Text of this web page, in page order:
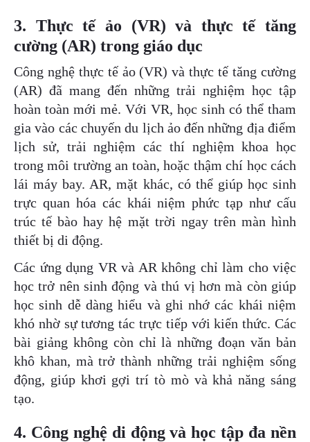
3. Thực tế ảo (VR) và thực tế tăng
cường (AR) trong giáo dục
Công nghệ thực tế ảo (VR) và thực tế tăng cường
(AR) đã mang đến những trải nghiệm học tập
hoàn toàn mới mẻ. Với VR, học sinh có thể tham
gia vào các chuyến du lịch ảo đến những địa điểm
lịch sử, trải nghiệm các thí nghiệm khoa học
trong môi trường an toàn, hoặc thậm chí học cách
lái máy bay. AR, mặt khác, có thể giúp học sinh
trực quan hóa các khái niệm phức tạp như cấu
trúc tế bào hay hệ mặt trời ngay trên màn hình
thiết bị di động.
Các ứng dụng VR và AR không chỉ làm cho việc
học trở nên sinh động và thú vị hơn mà còn giúp
học sinh dễ dàng hiểu và ghi nhớ các khái niệm
khó nhờ sự tương tác trực tiếp với kiến thức. Các
bài giảng không còn chỉ là những đoạn văn bản
khô khan, mà trở thành những trải nghiệm sống
động, giúp khơi gợi trí tò mò và khả năng sáng
tạo.
4. Công nghệ di động và học tập đa nền